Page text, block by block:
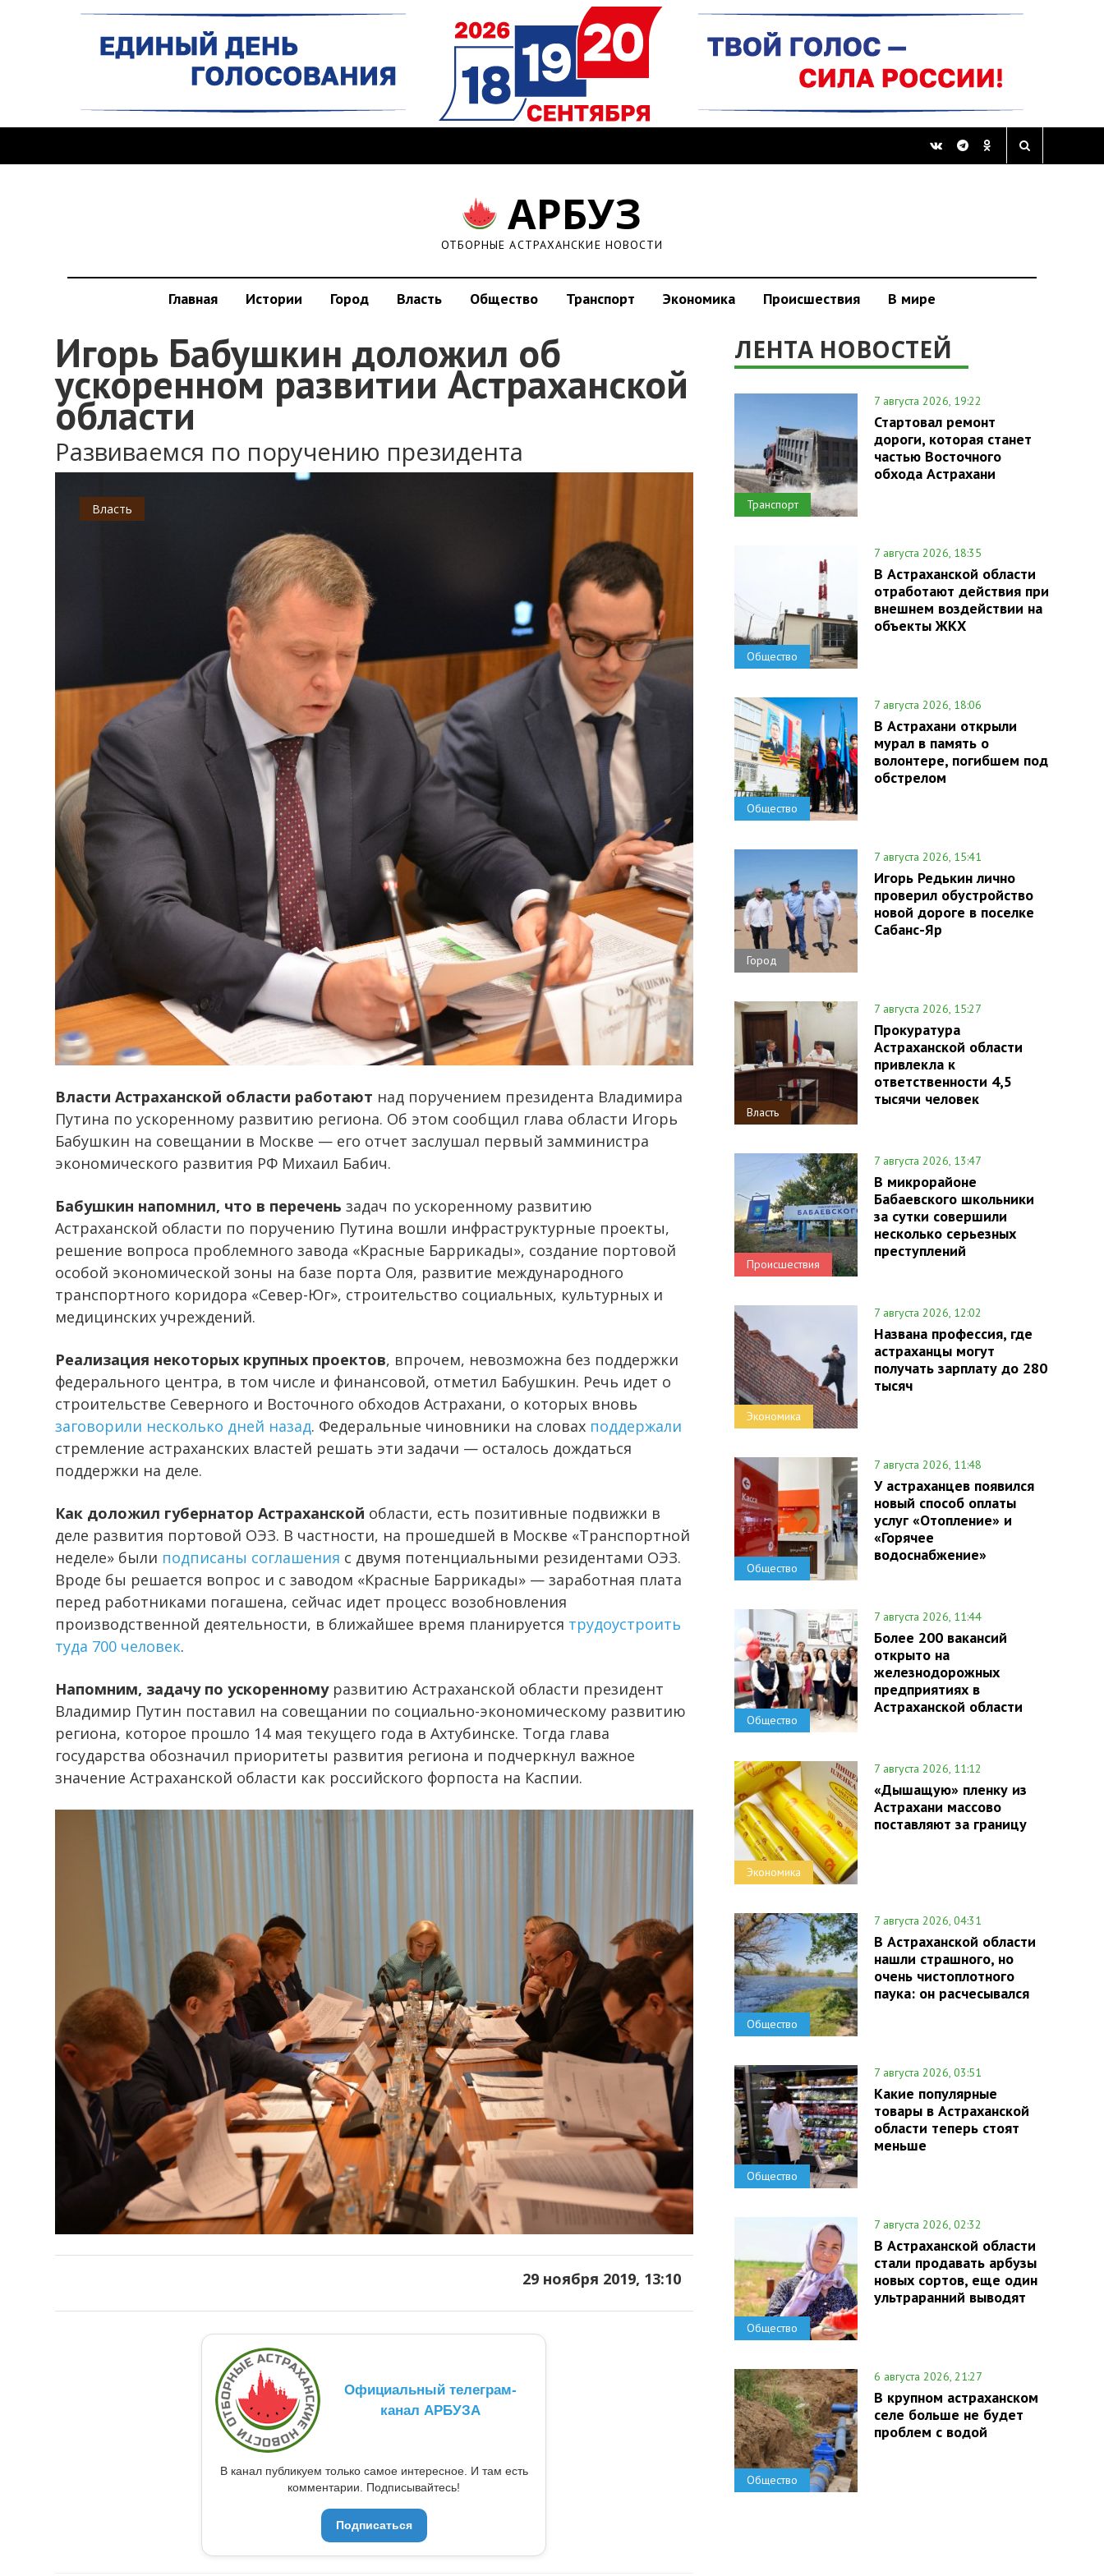
АРБУЗ
ОТБОРНЫЕ АСТРАХАНСКИЕ НОВОСТИ
Главная Истории Город Власть Общество Транспорт Экономика Происшествия В мире
Игорь Бабушкин доложил об
ускоренном развитии Астраханской
области
Развиваемся по поручению президента
Власть
Власти Астраханской области работают над поручением президента Владимира
Путина по ускоренному развитию региона. Об этом сообщил глава области Игорь
Бабушкин на совещании в Москве — его отчет заслушал первый замминистра
экономического развития РФ Михаил Бабич.
Бабушкин напомнил, что в перечень задач по ускоренному развитию
Астраханской области по поручению Путина вошли инфраструктурные проекты,
решение вопроса проблемного завода «Красные Баррикады», создание портовой
особой экономической зоны на базе порта Оля, развитие международного
транспортного коридора «Север-Юг», строительство социальных, культурных и
медицинских учреждений.
Реализация некоторых крупных проектов, впрочем, невозможна без поддержки
федерального центра, в том числе и финансовой, отметил Бабушкин. Речь идет о
строительстве Северного и Восточного обходов Астрахани, о которых вновь
заговорили несколько дней назад. Федеральные чиновники на словах поддержали
стремление астраханских властей решать эти задачи — осталось дождаться
поддержки на деле.
Как доложил губернатор Астраханской области, есть позитивные подвижки в
деле развития портовой ОЭЗ. В частности, на прошедшей в Москве «Транспортной
неделе» были подписаны соглашения с двумя потенциальными резидентами ОЭЗ.
Вроде бы решается вопрос и с заводом «Красные Баррикады» — заработная плата
перед работниками погашена, сейчас идет процесс возобновления
производственной деятельности, в ближайшее время планируется трудоустроить
туда 700 человек.
Напомним, задачу по ускоренномуразвитию Астраханской области президент
Владимир Путин поставил на совещании по социально-экономическому развитию
региона, которое прошло 14 мая текущего года в Ахтубинске. Тогда глава
государства обозначил приоритеты развития региона и подчеркнул важное
значение Астраханской области как российского форпоста на Каспии.
29 ноября 2019, 13:10
Официальный телеграм-
канал АРБУЗА
В канал публикуем только самое интересное. И там есть
комментарии. Подписывайтесь!
Подписаться
ЛЕНТА НОВОСТЕЙ
Транспорт
7 августа 2026, 19:22
Стартовал ремонт
дороги, которая станет
частью Восточного
обхода Астрахани
Общество
7 августа 2026, 18:35
В Астраханской области
отработают действия при
внешнем воздействии на
объекты ЖКХ
Общество
7 августа 2026, 18:06
В Астрахани открыли
мурал в память о
волонтере, погибшем под
обстрелом
Город
7 августа 2026, 15:41
Игорь Редькин лично
проверил обустройство
новой дороге в поселке
Сабанс-Яр
Власть
7 августа 2026, 15:27
Прокуратура
Астраханской области
привлекла к
ответственности 4,5
тысячи человек
Происшествия
7 августа 2026, 13:47
В микрорайоне
Бабаевского школьники
за сутки совершили
несколько серьезных
преступлений
Экономика
7 августа 2026, 12:02
Названа профессия, где
астраханцы могут
получать зарплату до 280
тысяч
Общество
7 августа 2026, 11:48
У астраханцев появился
новый способ оплаты
услуг «Отопление» и
«Горячее
водоснабжение»
Общество
7 августа 2026, 11:44
Более 200 вакансий
открыто на
железнодорожных
предприятиях в
Астраханской области
Экономика
7 августа 2026, 11:12
«Дышащую» пленку из
Астрахани массово
поставляют за границу
Общество
7 августа 2026, 04:31
В Астраханской области
нашли страшного, но
очень чистоплотного
паука: он расчесывался
Общество
7 августа 2026, 03:51
Какие популярные
товары в Астраханской
области теперь стоят
меньше
Общество
7 августа 2026, 02:32
В Астраханской области
стали продавать арбузы
новых сортов, еще один
ультраранний выводят
Общество
6 августа 2026, 21:27
В крупном астраханском
селе больше не будет
проблем с водой